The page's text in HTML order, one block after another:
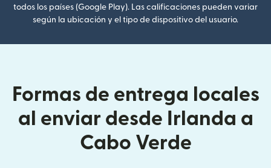
todos los países (Google Play). Las calificaciones pueden variar
según la ubicación y el tipo de dispositivo del usuario.
Formas de entrega locales
al enviar desde Irlanda a
Cabo Verde